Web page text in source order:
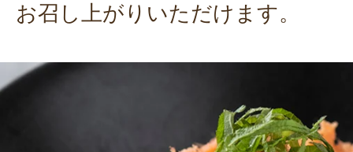
お召し上がりいただけます。